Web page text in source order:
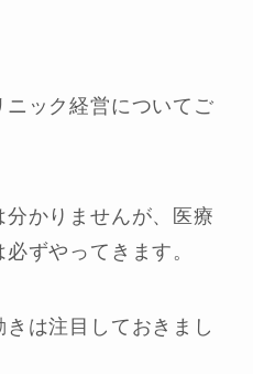
ニック経営についてご
かりませんが、医療
ずやってきます。
は注目しておきまし